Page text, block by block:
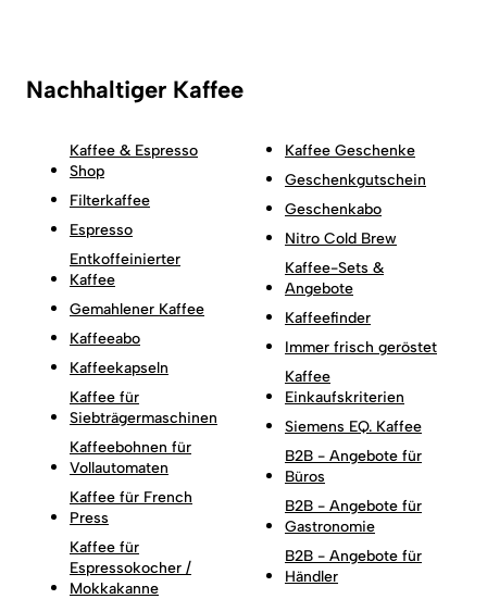
Nachhaltiger Kaffee
Kaffee & Espresso
Shop
Filterkaffee
Espresso
Entkoffeinierter
Kaffee
Gemahlener Kaffee
Kaffeeabo
Kaffeekapseln
Kaffee für
Siebträgermaschinen
Kaffeebohnen für
Vollautomaten
Kaffee für French
Press
Kaffee für
Espressokocher /
Mokkakanne
Kaffee Geschenke
Geschenkgutschein
Geschenkabo
Nitro Cold Brew
Kaffee-Sets &
Angebote
Kaffeefinder
Immer frisch geröstet
Kaffee
Einkaufskriterien
Siemens EQ. Kaffee
B2B - Angebote für
Büros
B2B - Angebote für
Gastronomie
B2B - Angebote für
Händler